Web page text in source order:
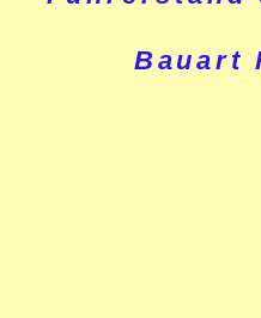
Bauart